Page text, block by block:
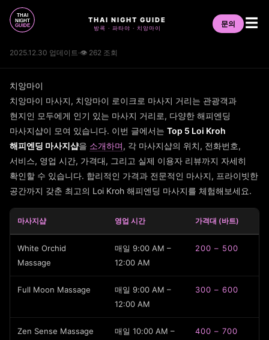
THAI NIGHT GUIDE
방콕 · 파타야 · 치앙마이 문의 ☰
2025.12.30 업데이트·👁 262 조회
치앙마이
치앙마이 마사지, 치앙마이 로이크로 마사지 거리는 관광객과
현지인 모두에게 인기 있는 마사지 거리로, 다양한 해피엔딩
마사지샵이 모여 있습니다. 이번 글에서는 Top 5 Loi Kroh
해피엔딩 마사지샵을 소개하며, 각 마사지샵의 위치, 전화번호,
서비스, 영업 시간, 가격대, 그리고 실제 이용자 리뷰까지 자세히
확인할 수 있습니다. 합리적인 가격과 전문적인 마사지, 프라이빗한
공간까지 갖춘 최고의 Loi Kroh 해피엔딩 마사지를 체험해보세요.
마사지샵 영업 시간 가격대 (바트)
White Orchid
Massage
매일 9:00 AM –
12:00 AM
200 – 500
Full Moon Massage
매일 9:00 AM –
12:00 AM
300 – 600
Zen Sense Massage
매일 10:00 AM –
400 – 700